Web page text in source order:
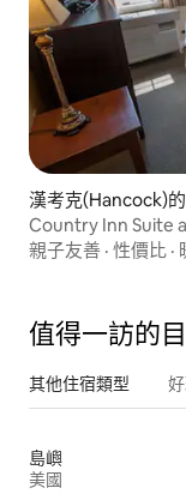
漢考克(Hancock)
Country Inn Suite
親子友善 · 性價比 ·
值得一訪的
其他住宿類型
島嶼
美國